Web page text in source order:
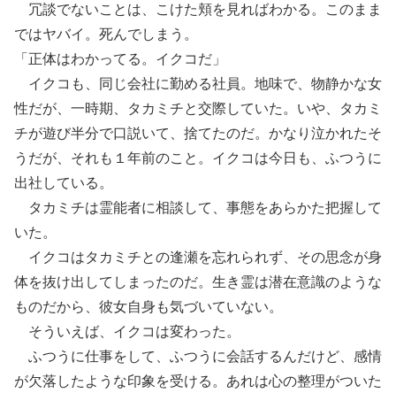
冗談でないことは、こけた頬を見ればわかる。このまま
ではヤバイ。死んでしまう。
「正体はわかってる。イクコだ」
イクコも、同じ会社に勤める社員。地味で、物静かな女
性だが、一時期、タカミチと交際していた。いや、タカミ
チが遊び半分で口説いて、捨てたのだ。かなり泣かれたそ
うだが、それも１年前のこと。イクコは今日も、ふつうに
出社している。
タカミチは霊能者に相談して、事態をあらかた把握して
いた。
イクコはタカミチとの逢瀬を忘れられず、その思念が身
体を抜け出してしまったのだ。生き霊は潜在意識のような
ものだから、彼女自身も気づいていない。
そういえば、イクコは変わった。
ふつうに仕事をして、ふつうに会話するんだけど、感情
が欠落したような印象を受ける。あれは心の整理がついた